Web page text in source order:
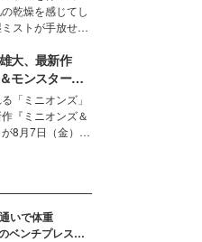
な憧れの艶やか
る、美容好きの
ア事情を紹介し
がスキンケア
予感
乾燥を感じてし
ストが手放せな
きく変える可能
新的な「Water
ウォーターキャ
ン：捕水肌）」
築した。
大、最新作
モンスター
ハチャメチャ
友情と絆”に感
「ミニオンズ」
『ミニオンズ＆
8月7日（金）に
村雄大の特別対
ぞれの視点か
の魅力や予想外
奥深いストーリ
いで体重
ンチプレス持